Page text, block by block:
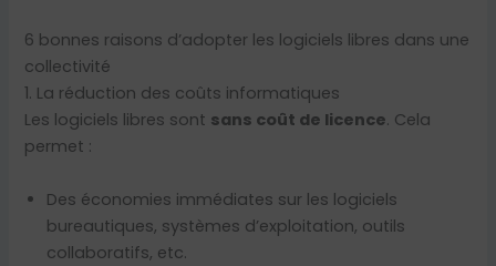
6 bonnes raisons d’adopter les logiciels libres dans une
collectivité
1. La réduction des coûts informatiques
Les logiciels libres sont sans coût de licence. Cela
permet :
Des économies immédiates sur les logiciels
bureautiques, systèmes d’exploitation, outils
collaboratifs, etc.